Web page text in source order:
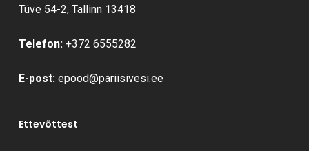
Tüve 54-2, Tallinn 13418
Telefon: +372 6555282
E-post: epood@pariisivesi.ee
Ettevõttest